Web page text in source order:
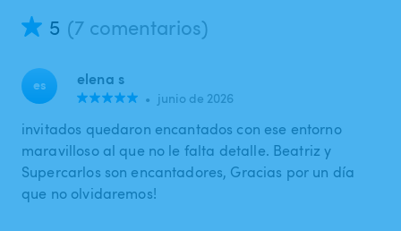
5 (7 comentarios)
es elena s
• junio de 2026
invitados quedaron encantados con ese entorno
maravilloso al que no le falta detalle. Beatriz y
Supercarlos son encantadores, Gracias por un día
que no olvidaremos!